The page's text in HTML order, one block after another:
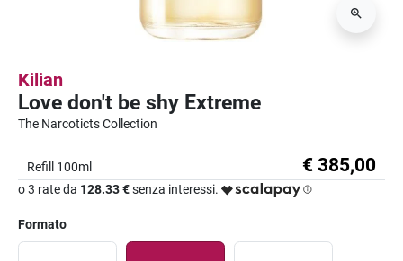
Kilian
Love don't be shy Extreme
The Narcoticts Collection
Refill 100ml € 385,00
o 3 rate da 128.33 €senza interessi.
Formato